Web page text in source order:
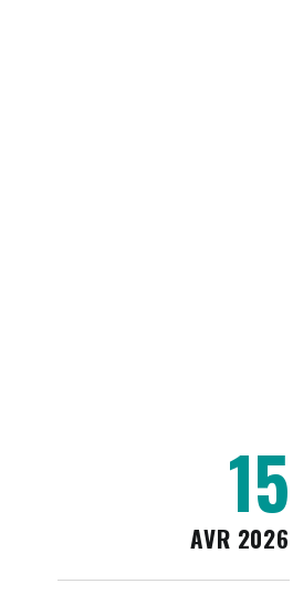
15
AVR 2026